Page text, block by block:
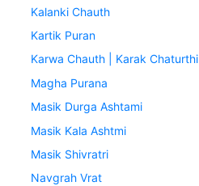
Kalanki Chauth
Kartik Puran
Karwa Chauth | Karak Chaturthi
Magha Purana
Masik Durga Ashtami
Masik Kala Ashtmi
Masik Shivratri
Navgrah Vrat